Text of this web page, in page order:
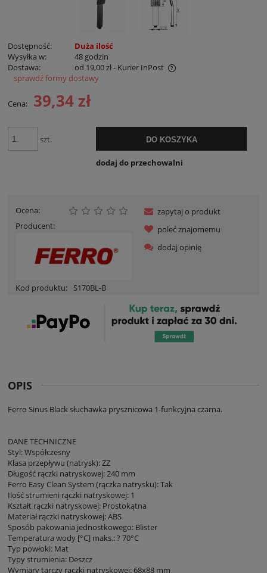
Dostępność:
Duża ilość
Wysyłka w:
48 godzin
Dostawa:
od 19,00 zł- Kurier InPost
Cena nie zawiera ewentualnych kosztów płatności
sprawdź formy dostawy
Cena: 39,34 zł
szt. DO KOSZYKA
dodaj do przechowalni
Ocena:
Producent:
Kod produktu: S170BL-B
zapytaj o produkt
poleć znajomemu
dodaj opinię
OPIS
Ferro Sinus Black słuchawka prysznicowa 1-funkcyjna czarna.
DANE TECHNICZNE
Styl: Współczesny
Klasa przepływu (natrysk): ZZ
Długość rączki natryskowej: 240 mm
Ferro Easy Clean System (rączka natrysku): Tak
Ilość strumieni rączki natryskowej: 1
Kształt rączki natryskowej: Prostokątna
Materiał rączki natryskowej: ABS
Sposób pakowania jednostkowego: Blister
Temperatura wody [°C] maks.: ? 70°C
Typ powłoki: Mat
Typy strumienia: Deszcz
Wymiary tarczy rączki natryskowej: 68x88 mm